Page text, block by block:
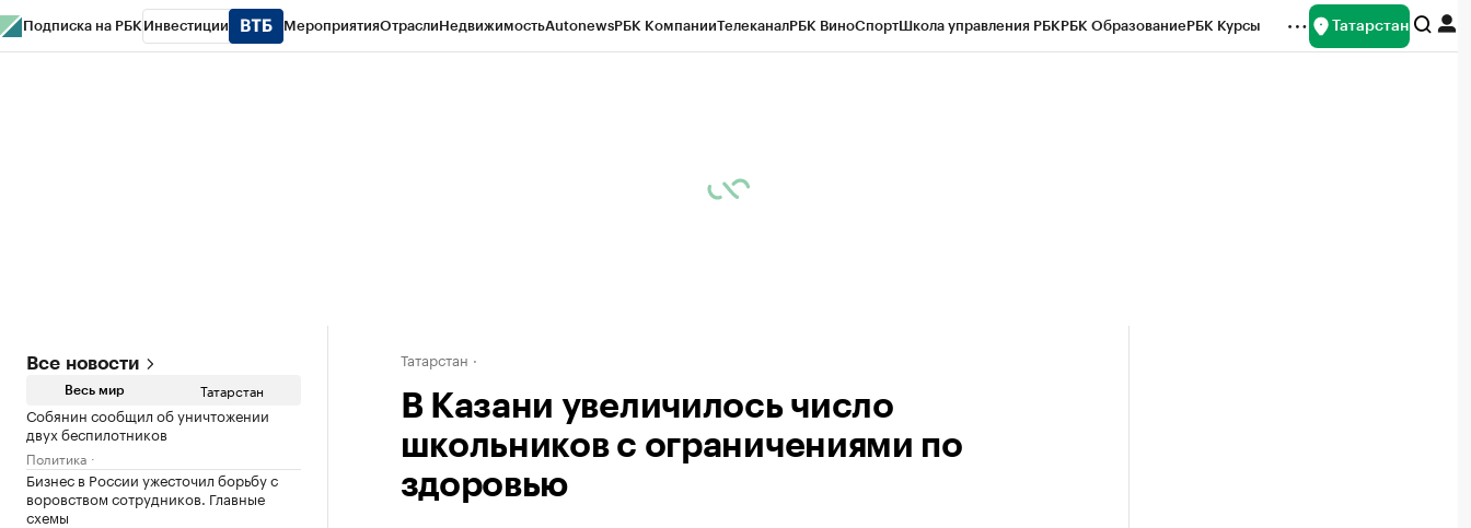
Подписка на РБК Инвестиции МероприятияОтраслиНедвижимостьAutonewsРБК КомпанииТелеканалРБК ВиноСпортШкола управления РБКРБК ОбразованиеРБК Курсы Татарстан
Все новости
Весь мир Татарстан
Собянин сообщил об уничтожении
двух беспилотников
Политика
Бизнес в России ужесточил борьбу с
воровством сотрудников. Главные
схемы
Татарстан
В Казани увеличилось число
школьников с ограничениями по
здоровью